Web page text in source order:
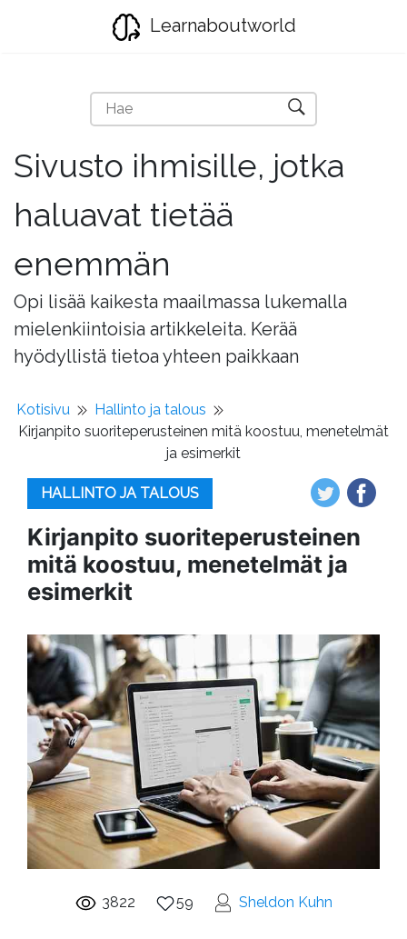
Learnaboutworld
Sivusto ihmisille, jotka
haluavat tietää
enemmän
Opi lisää kaikesta maailmassa lukemalla
mielenkiintoisia artikkeleita. Kerää
hyödyllistä tietoa yhteen paikkaan
Kotisivu
Hallinto ja talous
Kirjanpito suoriteperusteinen mitä koostuu, menetelmät
ja esimerkit
HALLINTO JA TALOUS
Kirjanpito suoriteperusteinen
mitä koostuu, menetelmät ja
esimerkit
3822 59 Sheldon Kuhn